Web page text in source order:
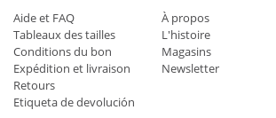
Aide et FAQ
Tableaux des tailles
Conditions du bon
Expédition et livraison
Retours
Etiqueta de devolución
À propos
L'histoire
Magasins
Newsletter